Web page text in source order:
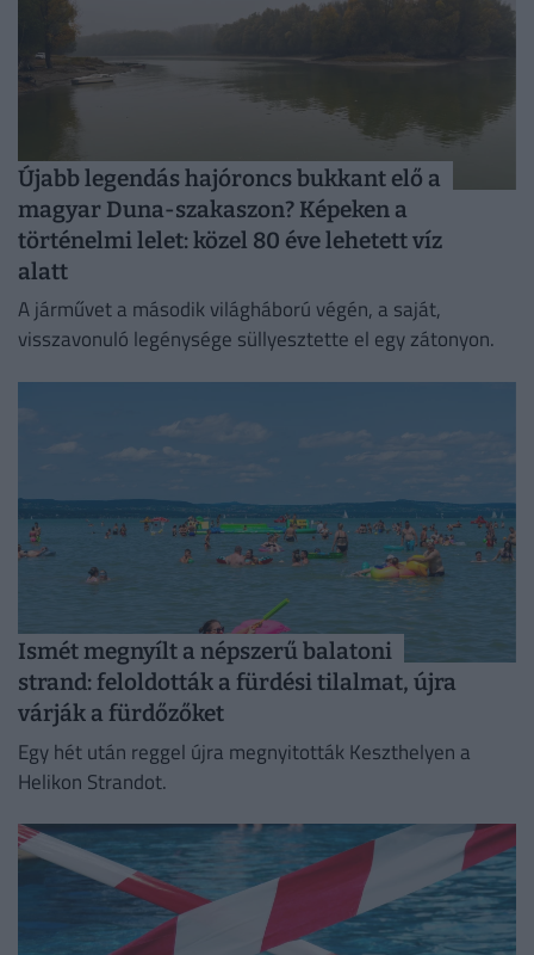
Újabb legendás hajóroncs bukkant elő a
magyar Duna-szakaszon? Képeken a
történelmi lelet: közel 80 éve lehetett víz
alatt
A járművet a második világháború végén, a saját,
visszavonuló legénysége süllyesztette el egy zátonyon.
Ismét megnyílt a népszerű balatoni
strand: feloldották a fürdési tilalmat, újra
várják a fürdőzőket
Egy hét után reggel újra megnyitották Keszthelyen a
Helikon Strandot.